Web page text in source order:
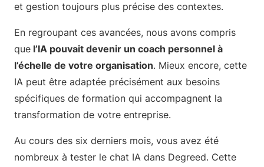
et gestion toujours plus précise des contextes.
En regroupant ces avancées, nous avons compris
que l’IA pouvait devenir un coach personnel à
l’échelle de votre organisation. Mieux encore, cette
IA peut être adaptée précisément aux besoins
spécifiques de formation qui accompagnent la
transformation de votre entreprise.
Au cours des six derniers mois, vous avez été
nombreux à tester le chat IA dans Degreed. Cette